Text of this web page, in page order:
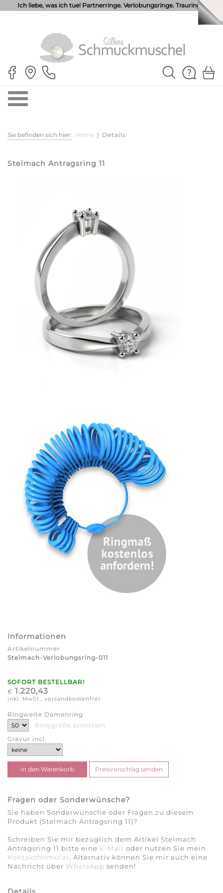
Ich liebe, was ich tue! Partnerringe. Verlobungsringe. Trauringe.
Sie befinden sich hier: Home | Details
Stelmach Antragsring 11
Informationen
Artikelnummer
Stelmach-Verlobungsring-011
SOFORT BESTELLBAR!
€ 1.220,43
inkl. MwSt., versandkostenfrei
Ringweite Damenring
Ringgröße ermitteln
Gravur incl.
Fragen oder Sonderwünsche?
Sie haben Sonderwünsche oder Fragen zu diesem
Produkt (Stelmach Antragsring 11)?
Schreiben Sie mir bezüglich dem Artikel Stelmach
Antragsring 11 bitte eine E-Mail oder nutzen Sie mein
Kontaktformular. Alternativ können Sie mir auch eine
Nachricht über WhatsApp senden!